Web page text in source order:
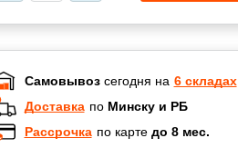
Самовывозсегодня на 6 складах
Доставка по Минску и РБ
Рассрочка по карте до 8 мес.